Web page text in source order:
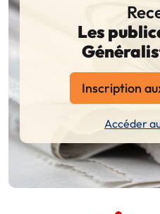
Les
Inscription
Accéder